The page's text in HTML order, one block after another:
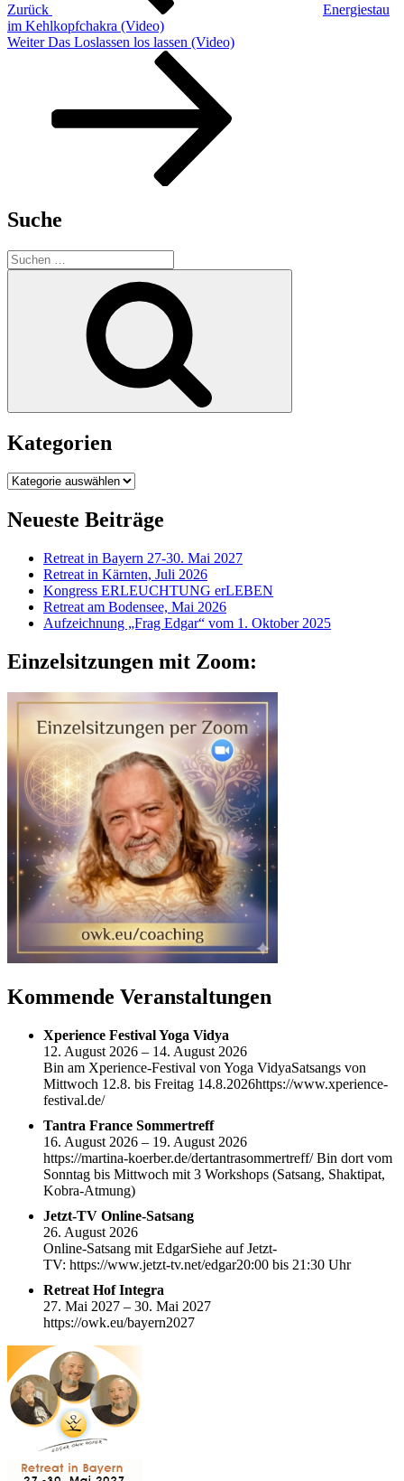
Zurück
Energiestau
im Kehlkopfchakra (Video)
Nächster
Weiter Das Loslassen los lassen (Video)
Suche
Suchen
nach:
Kategorien
Kategorien
Neueste Beiträge
Retreat in Bayern 27-30. Mai 2027
Retreat in Kärnten, Juli 2026
Kongress ERLEUCHTUNG erLEBEN
Retreat am Bodensee, Mai 2026
Aufzeichnung „Frag Edgar“ vom 1. Oktober 2025
Einzelsitzungen mit Zoom:
Kommende Veranstaltungen
Xperience Festival Yoga Vidya
12. August 2026 – 14. August 2026
Bin am Xperience-Festival von Yoga VidyaSatsangs von
Mittwoch 12.8. bis Freitag 14.8.2026https://www.xperience-
festival.de/
Tantra France Sommertreff
16. August 2026 – 19. August 2026
https://martina-koerber.de/dertantrasommertreff/ Bin dort vom
Sonntag bis Mittwoch mit 3 Workshops (Satsang, Shaktipat,
Kobra-Atmung)
Jetzt-TV Online-Satsang
26. August 2026
Online-Satsang mit EdgarSiehe auf Jetzt-
TV: https://www.jetzt-tv.net/edgar20:00 bis 21:30 Uhr
Retreat Hof Integra
27. Mai 2027 – 30. Mai 2027
https://owk.eu/bayern2027